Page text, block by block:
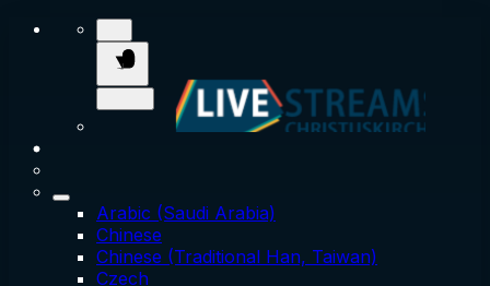
Arabic (Saudi Arabia)
Chinese
Chinese (Traditional Han, Taiwan)
Czech